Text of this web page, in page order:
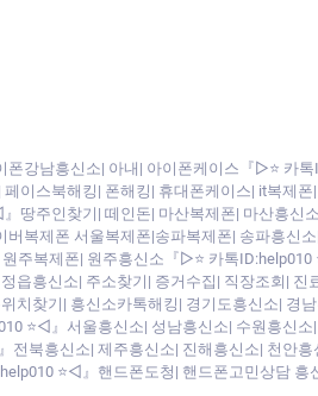
강남흥신소| 아내| 아이폰케이스『▷⭐ 카
이스북해킹| 폰해킹| 휴대폰케이스| it복제폰
땅주인찾기| 떼인돈| 마산복제폰| 마산흥신
복제폰 서울복제폰|송파복제폰| 송파흥신
주복제폰| 원주흥신소『▷⭐ 카톡
읍흥신소| 주소찾기| 증거수집| 직장조회| 진
치찾기| 흥신소카톡해킹| 경기도흥신소| 경
⭐◁』서울흥신소| 성남흥신소| 수원흥신소
북흥신소| 제주흥신소| 진해흥신소| 천안
⭐◁』핸드폰도청| 핸드폰고민상담 흥